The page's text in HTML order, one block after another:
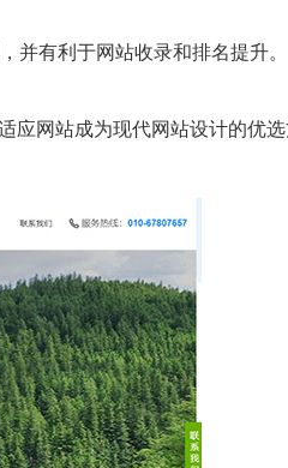
有利于网站收录和排名提升。
网站成为现代网站设计的优选